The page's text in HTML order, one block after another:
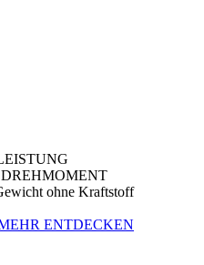
DREHMOMENT
ohne Kraftstoff
ENTDECKEN